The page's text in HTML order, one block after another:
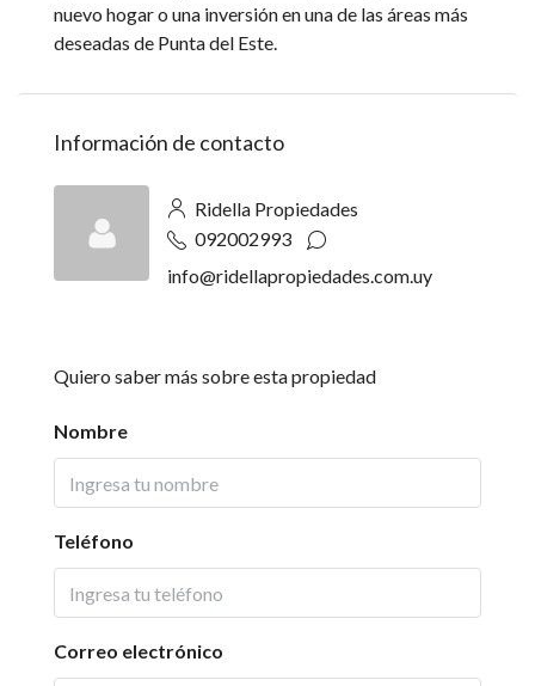
nuevo hogar o una inversión en una de las áreas más
deseadas de Punta del Este.
Información de contacto
Ridella Propiedades
092002993
info@ridellapropiedades.com.uy
Quiero saber más sobre esta propiedad
Nombre
Teléfono
Correo electrónico